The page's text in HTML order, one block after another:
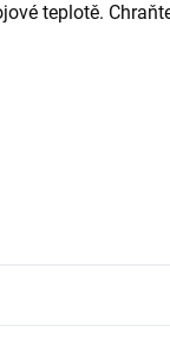
teplotě.